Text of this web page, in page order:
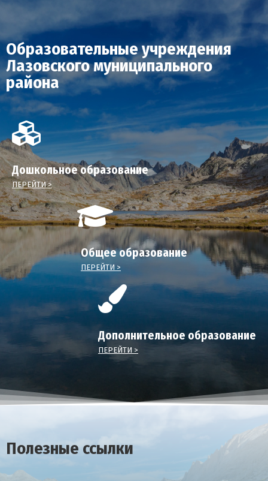
Образовательные учреждения
Лазовского муниципального
района
Дошкольное образование
ПЕРЕЙТИ >
Общее образование
ПЕРЕЙТИ >
Дополнительное образование
ПЕРЕЙТИ >
Полезные ссылки